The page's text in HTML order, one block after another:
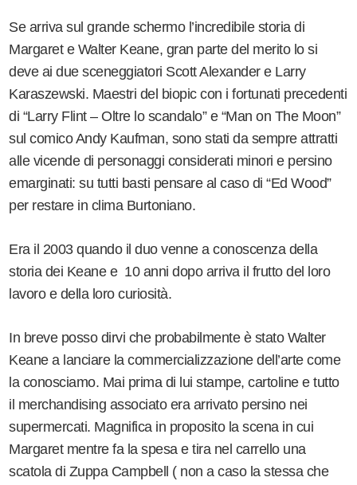
Se arriva sul grande schermo l’incredibile storia di
Margaret e Walter Keane, gran parte del merito lo si
deve ai due sceneggiatori Scott Alexander e Larry
Karaszewski. Maestri del biopic con i fortunati precedenti
di “Larry Flint – Oltre lo scandalo” e “Man on The Moon”
sul comico Andy Kaufman, sono stati da sempre attratti
alle vicende di personaggi considerati minori e persino
emarginati: su tutti basti pensare al caso di “Ed Wood”
per restare in clima Burtoniano.
Era il 2003 quando il duo venne a conoscenza della
storia dei Keane e 10 anni dopo arriva il frutto del loro
lavoro e della loro curiosità.
In breve posso dirvi che probabilmente è stato Walter
Keane a lanciare la commercializzazione dell’arte come
la conosciamo. Mai prima di lui stampe, cartoline e tutto
il merchandising associato era arrivato persino nei
supermercati. Magnifica in proposito la scena in cui
Margaret mentre fa la spesa e tira nel carrello una
scatola di Zuppa Campbell ( non a caso la stessa che